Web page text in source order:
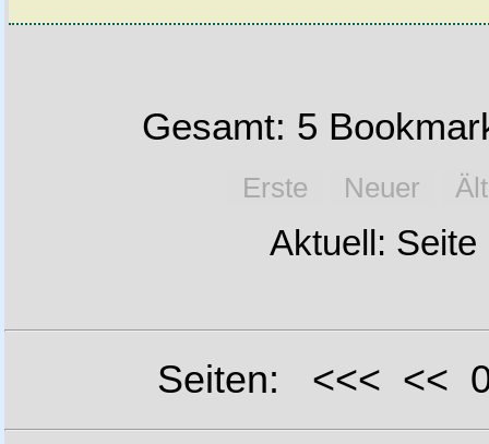
Gesamt: 5
Erste Neuer
Aktuell: Seite
Seiten: <<< <<